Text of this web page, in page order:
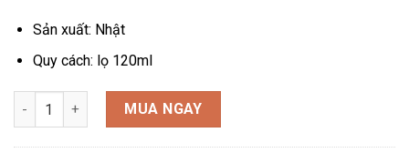
Sản xuất: Nhật
Quy cách: lọ 120ml
Lotion one day brightener Nhật 120ml số lượng
MUA NGAY